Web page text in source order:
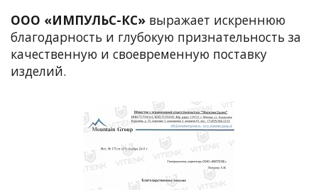
ООО «ИМПУЛЬС-КС» выражает искреннюю
благодарность и глубокую признательность за
качественную и своевременную поставку
изделий.